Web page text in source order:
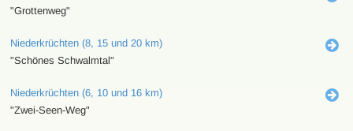
"Grottenweg"
Niederkrüchten (8, 15 und 20 km)
"Schönes Schwalmtal"
Niederkrüchten (6, 10 und 16 km)
"Zwei-Seen-Weg"